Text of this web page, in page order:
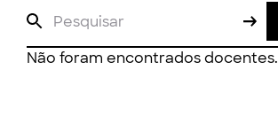
Não foram encontrados docentes.